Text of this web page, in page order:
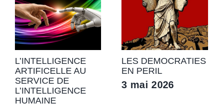
L’INTELLIGENCE
ARTIFICELLE AU
SERVICE DE
L’INTELLIGENCE
HUMAINE
LES DEMOCRATIES
EN PERIL
3 mai 2026